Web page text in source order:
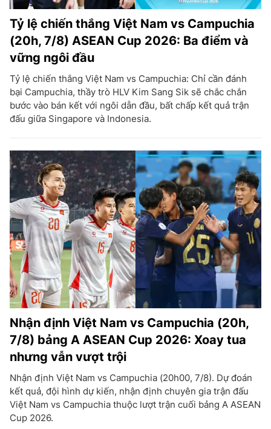
Tỷ lệ chiến thắng Việt Nam vs Campuchia
(20h, 7/8) ASEAN Cup 2026: Ba điểm và
vững ngôi đầu
Tỷ lệ chiến thắng Việt Nam vs Campuchia: Chỉ cần đánh
bại Campuchia, thầy trò HLV Kim Sang Sik sẽ chắc chắn
bước vào bán kết với ngôi dẫn đầu, bất chấp kết quả trận
đấu giữa Singapore và Indonesia.
Nhận định Việt Nam vs Campuchia (20h,
7/8) bảng A ASEAN Cup 2026: Xoay tua
nhưng vẫn vượt trội
Nhận định Việt Nam vs Campuchia (20h00, 7/8). Dự đoán
kết quả, đội hình dự kiến, nhận định chuyên gia trận đấu
Việt Nam vs Campuchia thuộc lượt trận cuối bảng A ASEAN
Cup 2026.